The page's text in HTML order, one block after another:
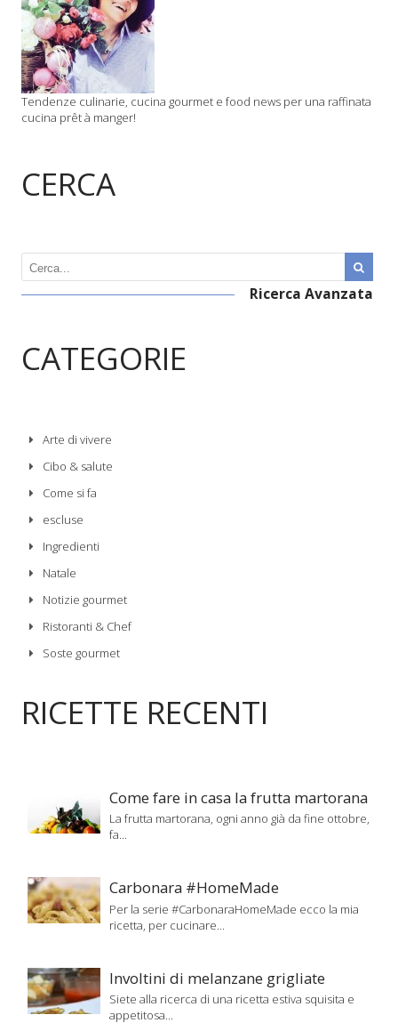
Tendenze culinarie, cucina gourmet e food news per una raffinata
cucina prêt à manger!
CERCA
Ricerca Avanzata
CATEGORIE
Arte di vivere
Cibo & salute
Come si fa
escluse
Ingredienti
Natale
Notizie gourmet
Ristoranti & Chef
Soste gourmet
RICETTE RECENTI
Come fare in casa la frutta martorana
La frutta martorana, ogni anno già da fine ottobre,
fa...
Carbonara #HomeMade
Per la serie #CarbonaraHomeMade ecco la mia
ricetta, per cucinare...
Involtini di melanzane grigliate
Siete alla ricerca di una ricetta estiva squisita e
appetitosa...